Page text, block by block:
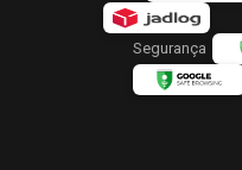
Segurança